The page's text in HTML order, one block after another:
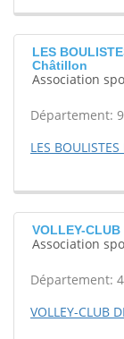
LES
Châtillon
Association
Département:
LES
VOLLEY-
Association
Département:
VOLLEY-CLUB